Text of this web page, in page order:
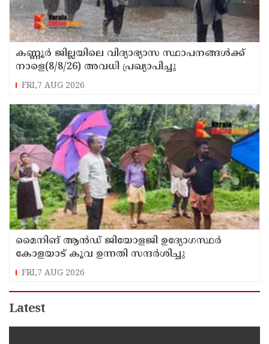
കണ്ണൂർ ജില്ലയിലെ വിദ്യാഭ്യാസ സ്ഥാപനങ്ങള്‍ക്ക്
നാളെ(8/8/26) അവധി പ്രഖ്യാപിച്ചു
FRI,7 AUG 2026
മൈനിങ് ആൻഡ്​ ജിയോളജി ഉദ്യോഗസ്ഥർ
കോളയാട് കൂവ ഉന്നതി സന്ദർശിച്ചു
FRI,7 AUG 2026
Latest